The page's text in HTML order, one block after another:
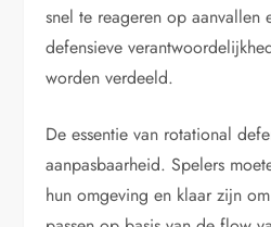
snel te reageren op aanvallen
defensieve
worden verdeeld.
De essentie van rotational
aanpasbaarheid. Spelers
hun omgeving en klaar zijn